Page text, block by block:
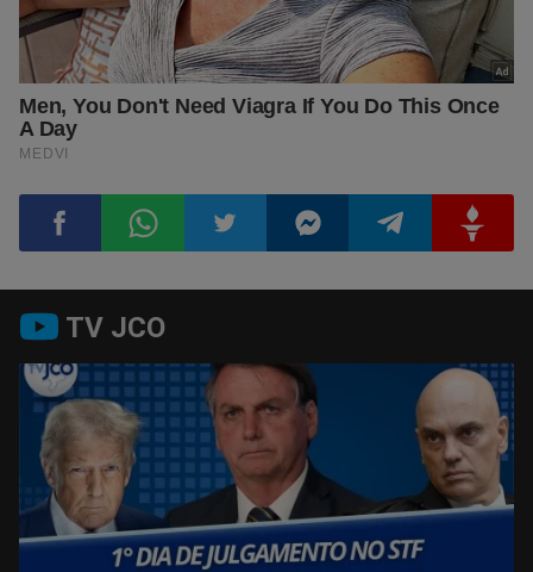
Compartilhar
no
Facebook
no
Whatsapp
no
Twitter
no
Messenger
no
Telegram
no
Gettr
TV JCO